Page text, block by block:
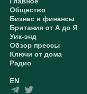
Общество
Бизнес и финансы
Британия от А до Я
Уик-энд
Обзор прессы
Ключи от дома
Радио
EN